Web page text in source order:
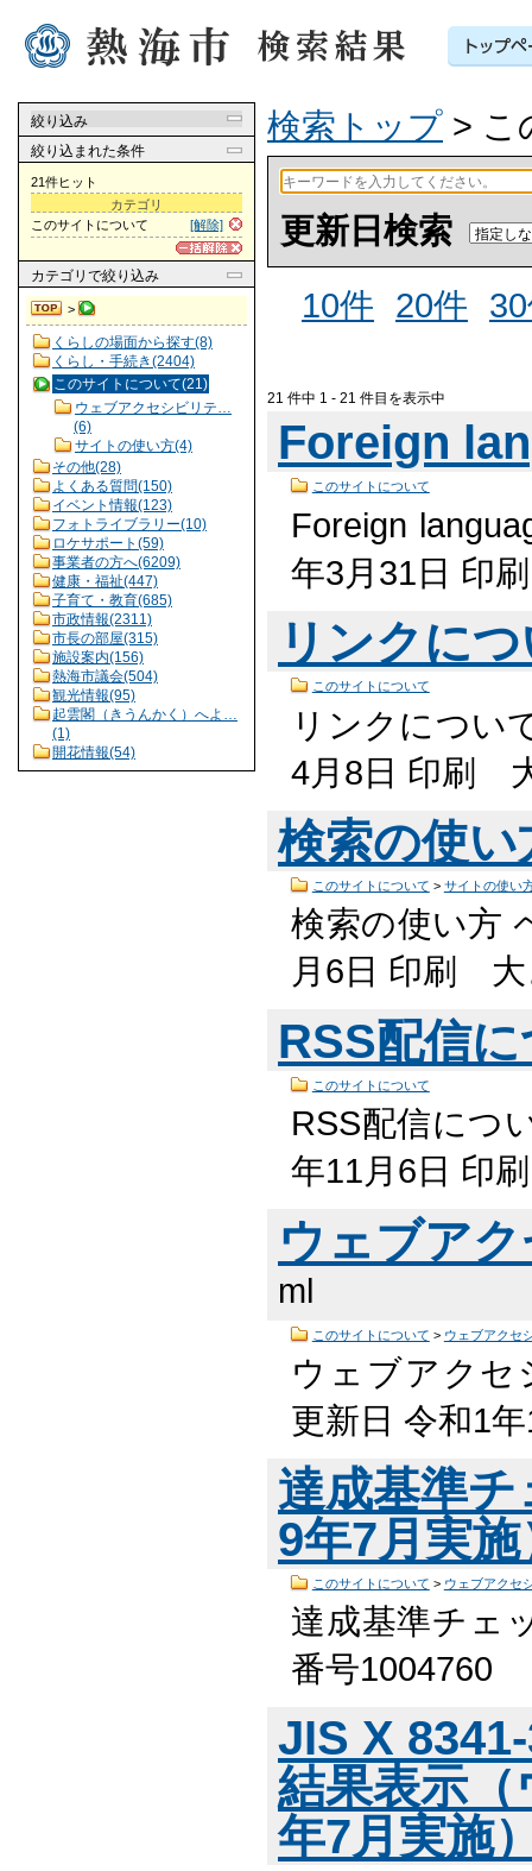
絞り込み
絞り込まれた条件
21件ヒット
カテゴリ
[解除]
このサイトについて
カテゴリ で絞り込み
>
くらしの場面から探す(8)
くらし・手続き(2404)
このサイトについて(21)
ウェブアクセシビリテ…
(6)
サイトの使い方(4)
その他(28)
よくある質問(150)
イベント情報(123)
フォトライブラリー(10)
ロケサポート(59)
事業者の方へ(6209)
健康・福祉(447)
子育て・教育(685)
市政情報(2311)
市長の部屋(315)
施設案内(156)
熱海市議会(504)
観光情報(95)
起雲閣（きうんかく）へよ…
(1)
開花情報(54)
検索トップ > こ
更新日検索
10件
20件
21 件中 1 - 21 件目を表示中
Foreign
このサイトについて
Foreign
年3月31日 印
リンクに
このサイトについて
リンクについ
4月8日 印刷
検索の使
このサイトについて > サイトの使い
検索の使い方
月6日 印刷
RSS配信
このサイトについて
RSS配信につ
年11月6日 印
ウェブア
ml
このサイトについて > ウェブアクセ
ウェブアク
更新日 令和1
達成基準
9年7月実
このサイトについて > ウェブアクセ
達成基準チェ
番号1004760
JIS X
結果表示
年7月実施